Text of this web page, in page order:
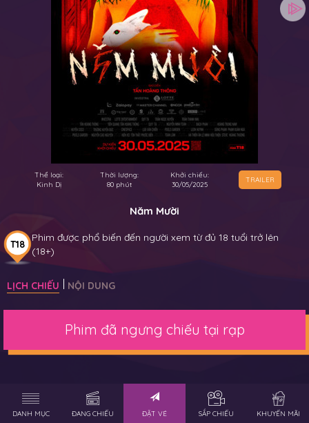
Thể loại:
Kinh Dị
Thời lượng:
80 phút
Khởi chiếu:
30/05/2025
TRAILER
Năm Mười
T18
Phim được phổ biến đến người xem từ đủ 18 tuổi trở lên
(18+)
LỊCH CHIẾU NỘI DUNG
Phim đã ngưng chiếu tại rạp
DANH MỤC ĐANG CHIẾU ĐẶT VÉ SẮP CHIẾU KHUYẾN MÃI